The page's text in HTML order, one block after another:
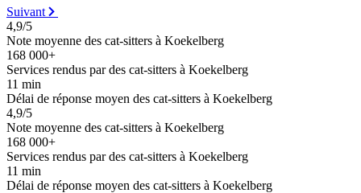
Suivant
4,9/5
Note moyenne des cat-sitters à Koekelberg
168 000+
Services rendus par des cat-sitters à Koekelberg
11 min
Délai de réponse moyen des cat-sitters à Koekelberg
4,9/5
Note moyenne des cat-sitters à Koekelberg
168 000+
Services rendus par des cat-sitters à Koekelberg
11 min
Délai de réponse moyen des cat-sitters à Koekelberg